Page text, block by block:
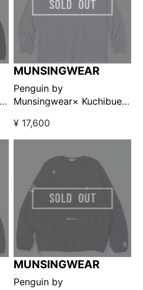
MUNSINGWEAR
Penguin by
Munsingwear× Kuchibue
チロングスリーブモックネ
ック グレー【GO/LOOK!限
¥ 17,600
MUNSINGWEAR
Penguin by